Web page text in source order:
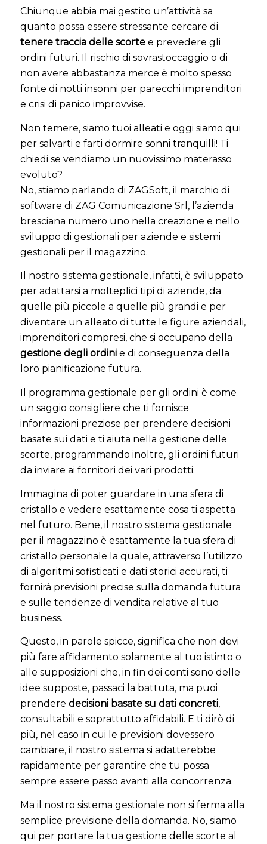
Chiunque abbia mai gestito un’attività sa
quanto possa essere stressante cercare di
tenere traccia delle scortee prevedere gli
ordini futuri. Il rischio di sovrastoccaggio o di
non avere abbastanza merce è molto spesso
fonte di notti insonni per parecchi imprenditori
e crisi di panico improvvise.
Non temere, siamo tuoi alleati e oggi siamo qui
per salvarti e farti dormire sonni tranquilli! Ti
chiedi se vendiamo un nuovissimo materasso
evoluto?
No, stiamo parlando di ZAGSoft, il marchio di
software di ZAG Comunicazione Srl, l’azienda
bresciana numero uno nella creazione e nello
sviluppo di gestionali per aziende e sistemi
gestionali per il magazzino.
Il nostro sistema gestionale, infatti, è sviluppato
per adattarsi a molteplici tipi di aziende, da
quelle più piccole a quelle più grandi e per
diventare un alleato di tutte le figure aziendali,
imprenditori compresi, che si occupano della
gestione degli ordinie di conseguenza della
loro pianificazione futura.
Il programma gestionale per gli ordini è come
un saggio consigliere che ti fornisce
informazioni preziose per prendere decisioni
basate sui dati e ti aiuta nella gestione delle
scorte, programmando inoltre, gli ordini futuri
da inviare ai fornitori dei vari prodotti.
Immagina di poter guardare in una sfera di
cristallo e vedere esattamente cosa ti aspetta
nel futuro. Bene, il nostro sistema gestionale
per il magazzino è esattamente la tua sfera di
cristallo personale la quale, attraverso l’utilizzo
di algoritmi sofisticati e dati storici accurati, ti
fornirà previsioni precise sulla domanda futura
e sulle tendenze di vendita relative al tuo
business.
Questo, in parole spicce, significa che non devi
più fare affidamento solamente al tuo istinto o
alle supposizioni che, in fin dei conti sono delle
idee supposte, passaci la battuta, ma puoi
prendere decisioni basate su dati concreti,
consultabili e soprattutto affidabili. E ti dirò di
più, nel caso in cui le previsioni dovessero
cambiare, il nostro sistema si adatterebbe
rapidamente per garantire che tu possa
sempre essere passo avanti alla concorrenza.
Ma il nostro sistema gestionale non si ferma alla
semplice previsione della domanda. No, siamo
qui per portare la tua gestione delle scorte al